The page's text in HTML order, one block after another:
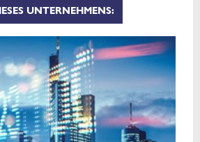
UNTERNEHMENS: